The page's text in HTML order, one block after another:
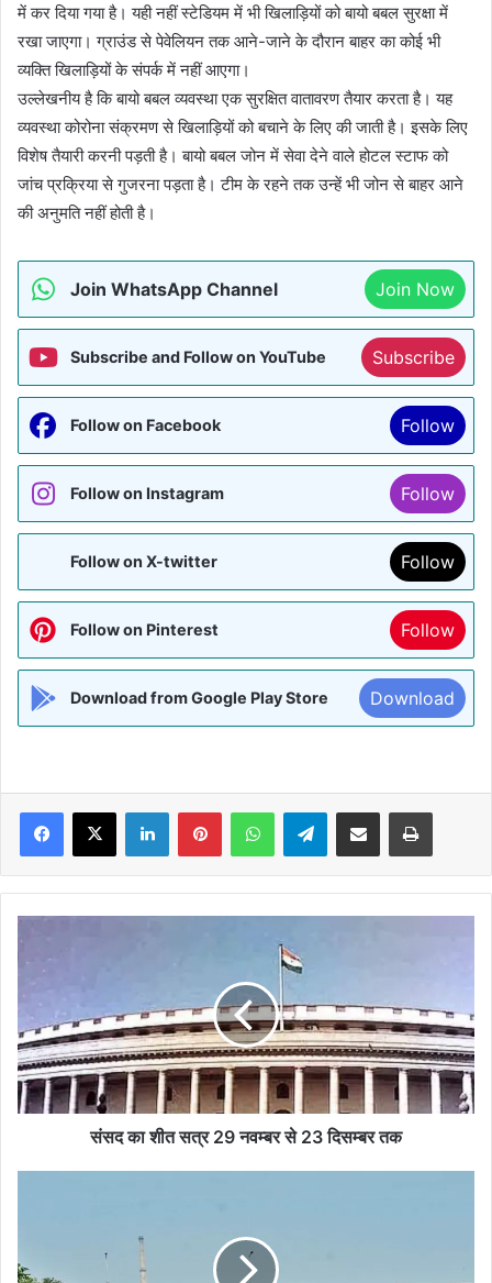
में कर दिया गया है। यही नहीं स्टेडियम में भी खिलाड़ियों को बायो बबल सुरक्षा में
रखा जाएगा। ग्राउंड से पेवेलियन तक आने-जाने के दौरान बाहर का कोई भी
व्यक्ति खिलाड़ियों के संपर्क में नहीं आएगा।
उल्लेखनीय है कि बायो बबल व्यवस्था एक सुरक्षित वातावरण तैयार करता है। यह
व्यवस्था कोरोना संक्रमण से खिलाड़ियों को बचाने के लिए की जाती है। इसके लिए
विशेष तैयारी करनी पड़ती है। बायो बबल जोन में सेवा देने वाले होटल स्टाफ को
जांच प्रक्रिया से गुजरना पड़ता है। टीम के रहने तक उन्हें भी जोन से बाहर आने
की अनुमति नहीं होती है।
Join WhatsApp Channel Join Now
Subscribe and Follow on YouTube Subscribe
Follow on Facebook Follow
Follow on Instagram Follow
Follow on X-twitter Follow
Follow on Pinterest Follow
Download from Google Play Store Download
Facebook
X LinkedInPinterestWhatsAppTelegramShare via Email Print
संसद
शीत
सत्र
29
नवम्बर
से
23
दिसम्बर
संसद का शीत सत्र 29 नवम्बर से 23 दिसम्बर तक
हो